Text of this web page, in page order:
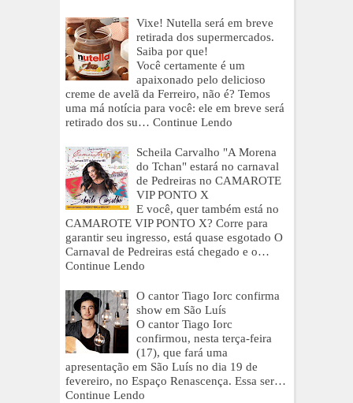
Vixe! Nutella será em breve
retirada dos supermercados.
Saiba por que!
Você certamente é um
apaixonado pelo delicioso
creme de avelã da Ferreiro, não é? Temos
uma má notícia para você: ele em breve será
retirado dos su… Continue Lendo
Scheila Carvalho "A Morena
do Tchan" estará no carnaval
de Pedreiras no CAMAROTE
VIP PONTO X
E você, quer também está no
CAMAROTE VIP PONTO X? Corre para
garantir seu ingresso, está quase esgotado O
Carnaval de Pedreiras está chegado e o…
Continue Lendo
O cantor Tiago Iorc confirma
show em São Luís
O cantor Tiago Iorc
confirmou, nesta terça-feira
(17), que fará uma
apresentação em São Luís no dia 19 de
fevereiro, no Espaço Renascença. Essa ser…
Continue Lendo